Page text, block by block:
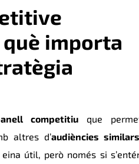
importa
competitiu que
altres d’audiències similars
útil, però només si